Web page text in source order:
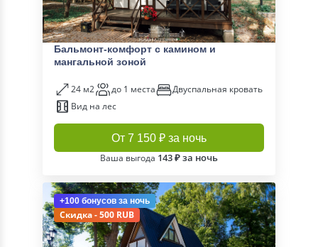
Бальмонт-комфорт с камином и
мангальной зоной
24 м2 до 1 места
Двуспальная кровать
Вид на лес
От 7 150 ₽ за ночь
Ваша выгода 143 ₽ за ночь
+100 бонусов за ночь
Скидка - 500 RUB